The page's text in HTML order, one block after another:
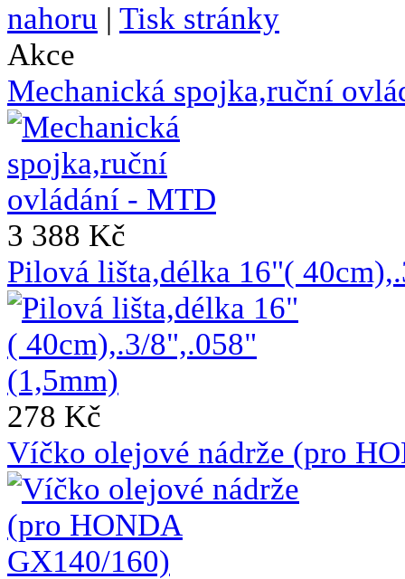
nahoru | Tisk stránky
Akce
Mechanická spojka,ruční
3 388 Kč
Pilová lišta,délka 16"(
278 Kč
Víčko olejové nádrže (pro